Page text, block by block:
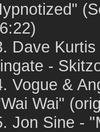
Dave
-
Vogue &
Wai"
Jon Sine -